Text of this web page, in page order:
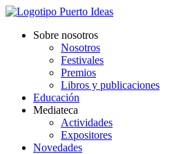
Sobre nosotros
Nosotros
Festivales
Premios
Libros y publicaciones
Educación
Mediateca
Actividades
Expositores
Novedades